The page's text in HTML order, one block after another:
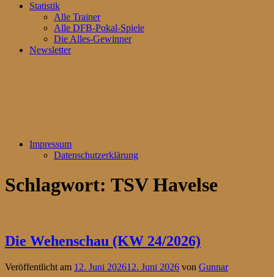
Statistik
Alle Trainer
Alle DFB-Pokal-Spiele
Die Alles-Gewinner
Newsletter
Impressum
Datenschutzerklärung
Schlagwort: TSV Havelse
Die Wehenschau (KW 24/2026)
Veröffentlicht am 12. Juni 202612. Juni 2026 von Gunnar